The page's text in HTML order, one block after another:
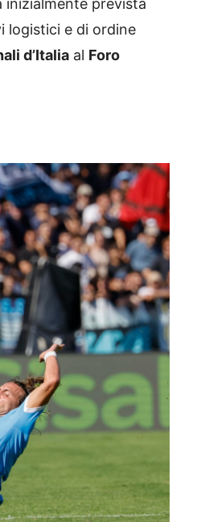
inizialmente prevista
logistici e di ordine
d’Italia al Foro